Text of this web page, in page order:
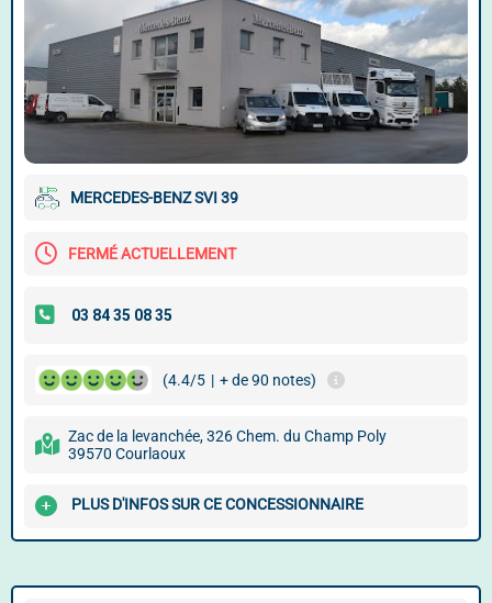
MERCEDES-BENZ SVI 39
FERMÉ ACTUELLEMENT
(4.4/5 | + de 90 notes)
Zac de la levanchée, 326 Chem. du Champ Poly
39570 Courlaoux
PLUS D'INFOS SUR CE CONCESSIONNAIRE